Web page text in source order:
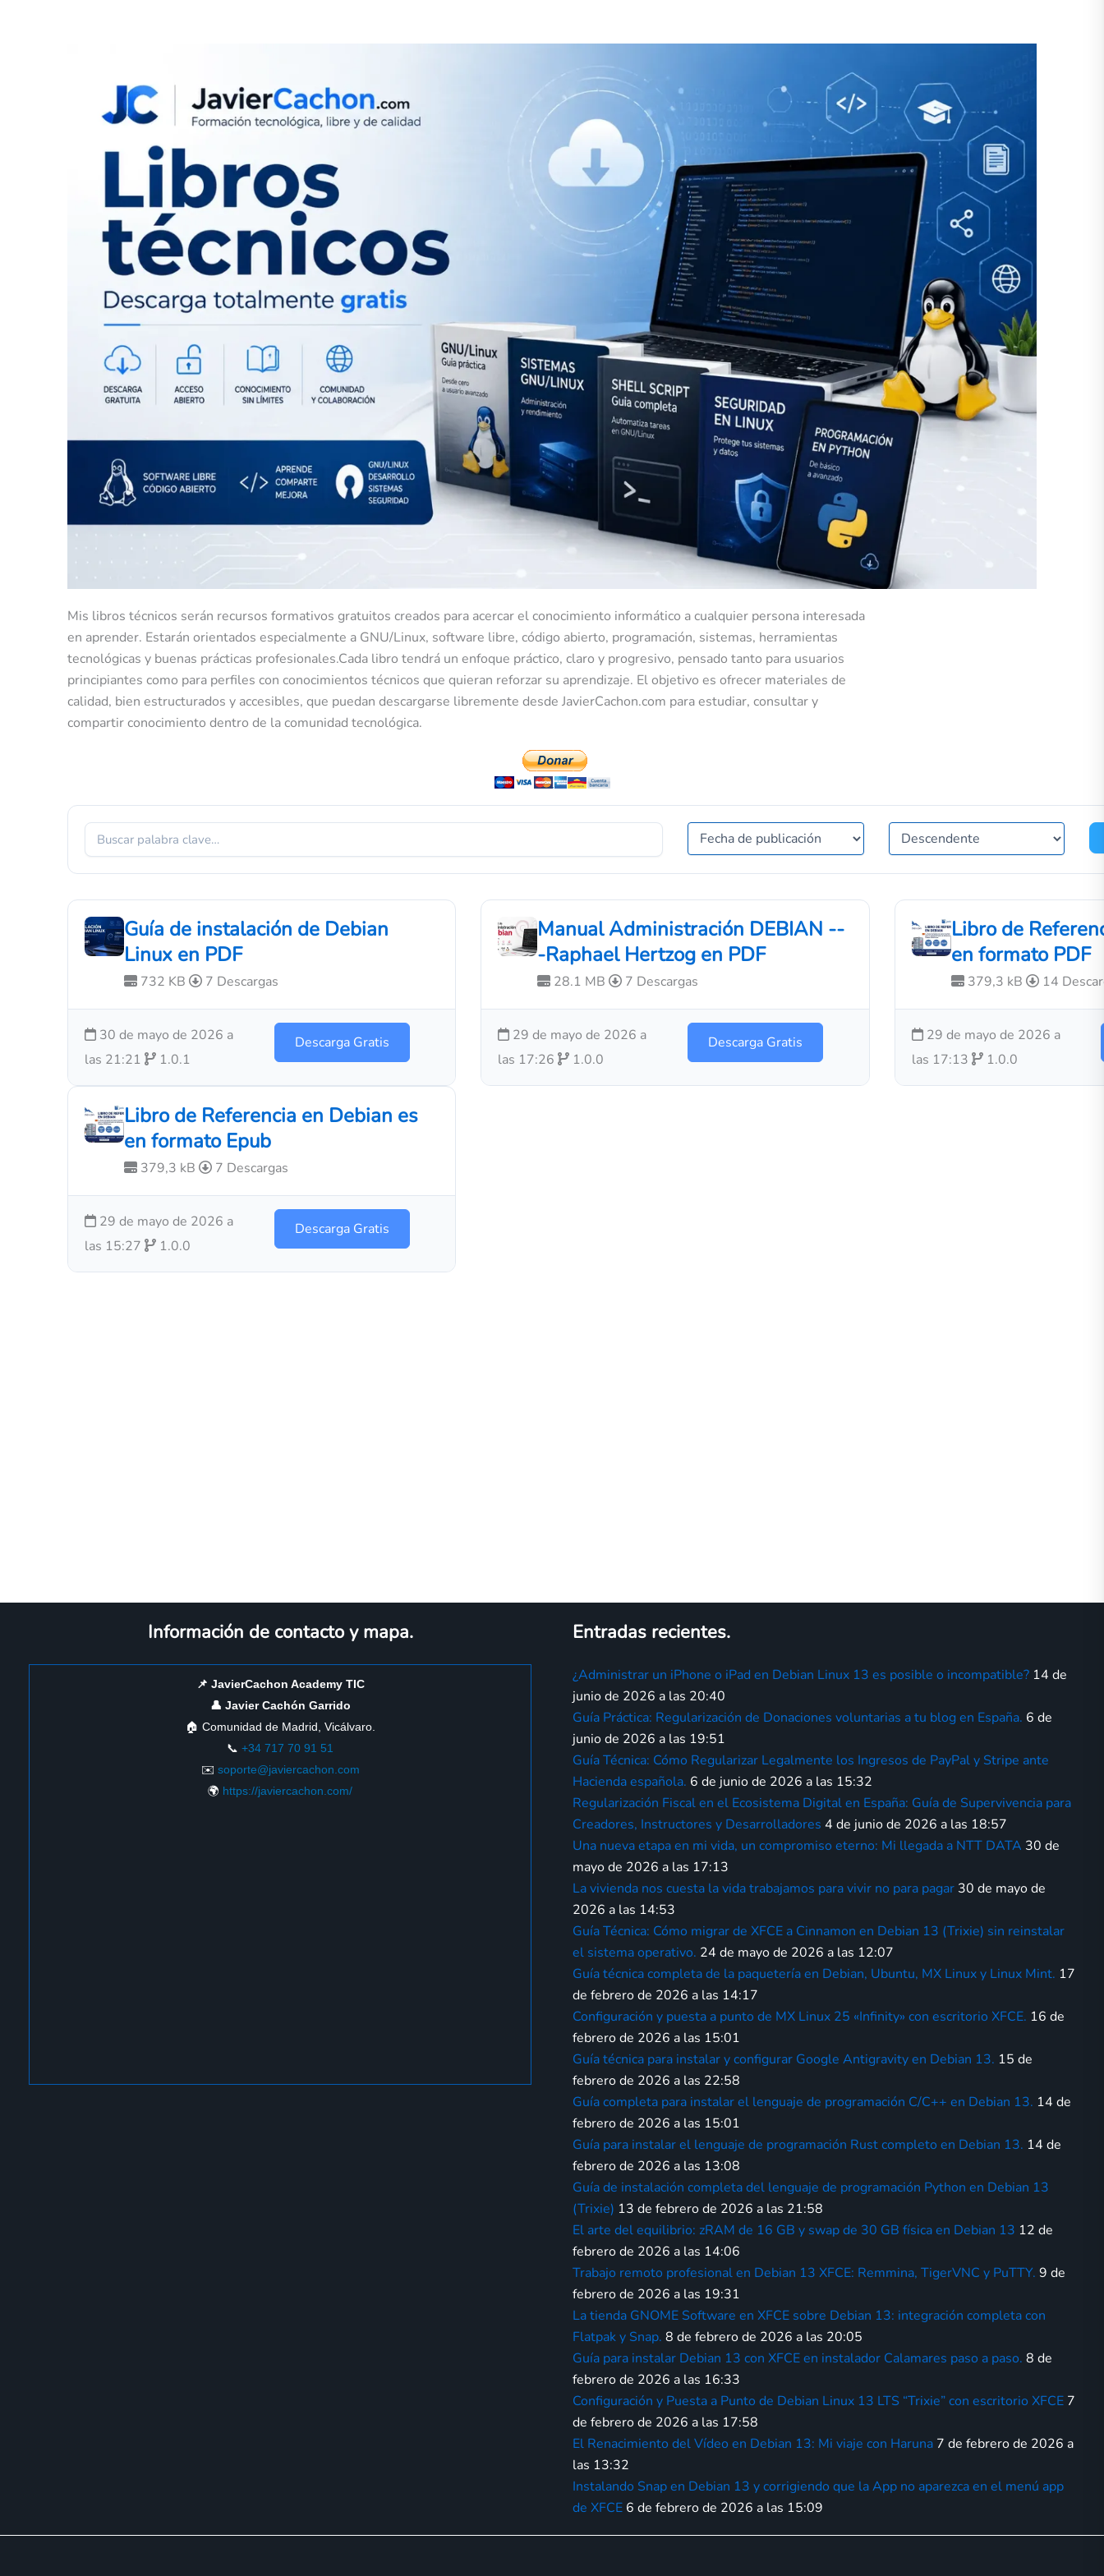
Mis libros técnicos serán recursos formativos gratuitos creados para acercar el conocimiento informático a cualquier persona interesada
en aprender. Estarán orientados especialmente a GNU/Linux, software libre, código abierto, programación, sistemas, herramientas
tecnológicas y buenas prácticas profesionales.Cada libro tendrá un enfoque práctico, claro y progresivo, pensado tanto para usuarios
principiantes como para perfiles con conocimientos técnicos que quieran reforzar su aprendizaje. El objetivo es ofrecer materiales de
calidad, bien estructurados y accesibles, que puedan descargarse libremente desde JavierCachon.com para estudiar, consultar y
compartir conocimiento dentro de la comunidad tecnológica.
Guía de instalación de Debian
Linux en PDF
732 KB 7 Descargas
30 de mayo de 2026 a
las 21:21
1.0.1
Descarga Gratis
Manual Administración DEBIAN --
-Raphael Hertzog en PDF
28.1 MB 7 Descargas
29 de mayo de 2026 a
las 17:26
1.0.0
Descarga Gratis
Libro de
en formato PDF
379,3 kB 14
29 de mayo de 2026 a
las 17:13
1.0.0
Libro de Referencia en Debian es
en formato Epub
379,3 kB 7 Descargas
29 de mayo de 2026 a
las 15:27
1.0.0
Descarga Gratis
Información de contacto y mapa.
📌 JavierCachon Academy TIC
👤 Javier Cachón Garrido
🏠 Comunidad de Madrid, Vicálvaro.
📞 +34 717 70 91 51
✉️ soporte@javiercachon.com
🌍 https://javiercachon.com/
Entradas recientes.
¿Administrar un iPhone o iPad en Debian Linux 13 es posible o incompatible? 14 de
junio de 2026 a las 20:40
Guía Práctica: Regularización de Donaciones voluntarias a tu blog en España. 6 de
junio de 2026 a las 19:51
Guía Técnica: Cómo Regularizar Legalmente los Ingresos de PayPal y Stripe ante
Hacienda española. 6 de junio de 2026 a las 15:32
Regularización Fiscal en el Ecosistema Digital en España: Guía de Supervivencia para
Creadores, Instructores y Desarrolladores 4 de junio de 2026 a las 18:57
Una nueva etapa en mi vida, un compromiso eterno: Mi llegada a NTT DATA 30 de
mayo de 2026 a las 17:13
La vivienda nos cuesta la vida trabajamos para vivir no para pagar 30 de mayo de
2026 a las 14:53
Guía Técnica: Cómo migrar de XFCE a Cinnamon en Debian 13 (Trixie) sin reinstalar
el sistema operativo. 24 de mayo de 2026 a las 12:07
Guía técnica completa de la paquetería en Debian, Ubuntu, MX Linux y Linux Mint. 17
de febrero de 2026 a las 14:17
Configuración y puesta a punto de MX Linux 25 «Infinity» con escritorio XFCE. 16 de
febrero de 2026 a las 15:01
Guía técnica para instalar y configurar Google Antigravity en Debian 13. 15 de
febrero de 2026 a las 22:58
Guía completa para instalar el lenguaje de programación C/C++ en Debian 13. 14 de
febrero de 2026 a las 15:01
Guía para instalar el lenguaje de programación Rust completo en Debian 13. 14 de
febrero de 2026 a las 13:08
Guía de instalación completa del lenguaje de programación Python en Debian 13
(Trixie) 13 de febrero de 2026 a las 21:58
El arte del equilibrio: zRAM de 16 GB y swap de 30 GB física en Debian 13 12 de
febrero de 2026 a las 14:06
Trabajo remoto profesional en Debian 13 XFCE: Remmina, TigerVNC y PuTTY. 9 de
febrero de 2026 a las 19:31
La tienda GNOME Software en XFCE sobre Debian 13: integración completa con
Flatpak y Snap. 8 de febrero de 2026 a las 20:05
Guía para instalar Debian 13 con XFCE en instalador Calamares paso a paso. 8 de
febrero de 2026 a las 16:33
Configuración y Puesta a Punto de Debian Linux 13 LTS “Trixie” con escritorio XFCE 7
de febrero de 2026 a las 17:58
El Renacimiento del Vídeo en Debian 13: Mi viaje con Haruna 7 de febrero de 2026 a
las 13:32
Instalando Snap en Debian 13 y corrigiendo que la App no aparezca en el menú app
de XFCE 6 de febrero de 2026 a las 15:09